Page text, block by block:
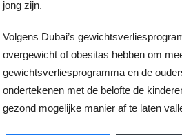
jong zijn.
Volgens Dubai’s
overgewicht of obesitas hebben om
gewichtsverliesprogramma en de
ondertekenen met de belofte de
gezond mogelijke manier af te laten